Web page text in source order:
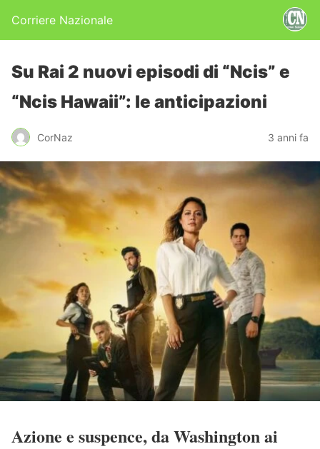
Corriere Nazionale
Su Rai 2 nuovi episodi di “Ncis” e
“Ncis Hawaii”: le anticipazioni
CorNaz 3 anni fa
Azione e suspence, da Washington ai